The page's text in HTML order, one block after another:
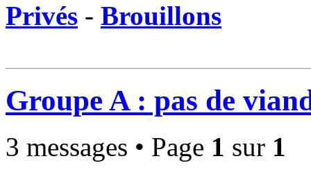
Privés - Brouillons
Groupe A : pas de
3 messages • Page 1 sur 1